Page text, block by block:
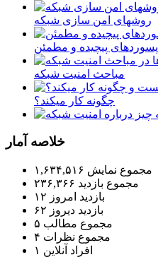
روشهای امن سازی شبکه
پسوردهای پیچیده و مطمئن
مباحث امنیت شبکه
چگونه کار میکند؟
خلاصه آمار
مجموع نمایش‌ ۱,۶۳۴,۵۱۶
مجموع بازدید ۲۳۶,۳۶۶
بازدید امروز ۱۲
بازدید دیروز ۶۲
مجموع مطالب ۵
مجموع نظرات ۴
افراد آنلاین ۱